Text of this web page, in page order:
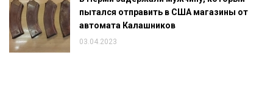
пытался отправить в США магазины от
автомата Калашников
03.04.2023